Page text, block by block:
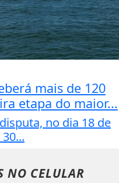
mais de 120
etapa do maior...
no dia 18 de
NO CELULAR